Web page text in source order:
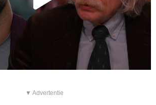
▼ Advertentie